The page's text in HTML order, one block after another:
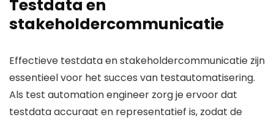
Testdata en
stakeholdercommunicatie
Effectieve testdata en stakeholdercommunicatie zijn
essentieel voor het succes van testautomatisering.
Als test automation engineer zorg je ervoor dat
testdata accuraat en representatief is, zodat de